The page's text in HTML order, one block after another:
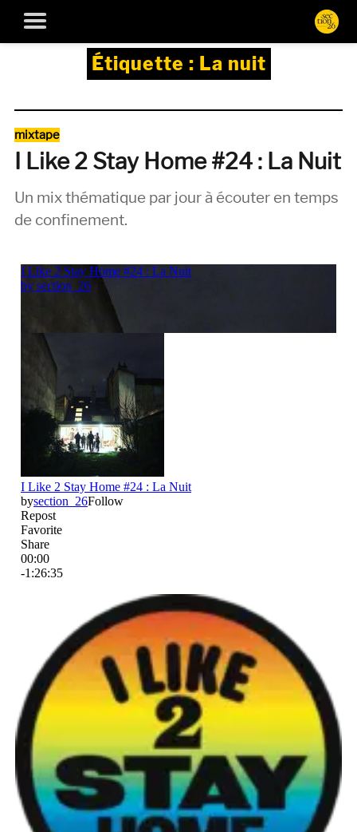
Étiquette : La nuit
Catégories
mixtape
I Like 2 Stay Home #24 : La Nuit
Un mix thématique par jour à écouter en temps
de confinement.